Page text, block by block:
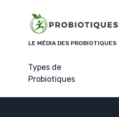
LE MÉDIA DES PROBIOTIQUES
Types de
Probiotiques